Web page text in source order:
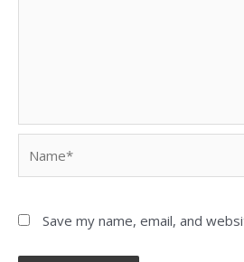
Save my name, email, and